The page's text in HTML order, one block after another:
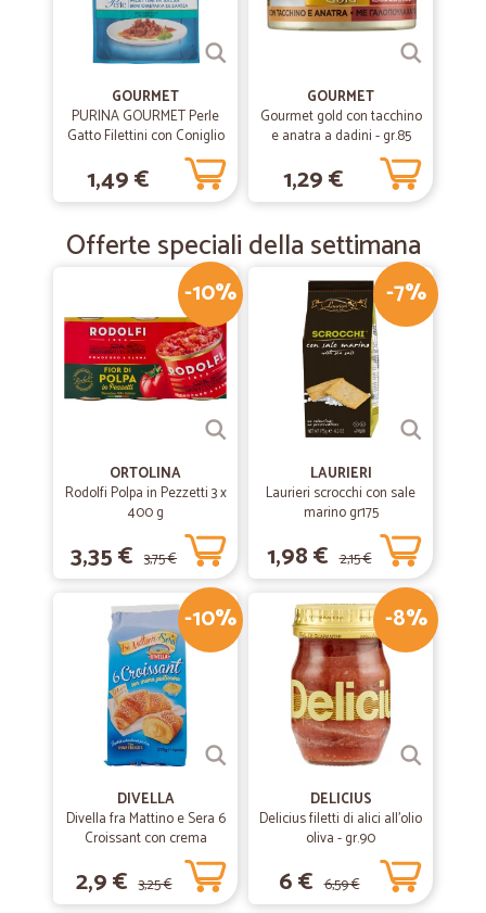
GOURMET
PURINA GOURMET Perle
Gatto Filettini con Coniglio
1,49 €
GOURMET
Gourmet gold con tacchino
e anatra a dadini - gr.85
1,29 €
Offerte speciali della settimana
-10%
ORTOLINA
Rodolfi Polpa in Pezzetti 3 x
400 g
3,35 € 3,75 €
-7%
LAURIERI
Laurieri scrocchi con sale
marino gr175
1,98 € 2,15 €
-10%
DIVELLA
Divella fra Mattino e Sera 6
Croissant con crema
pasticcera 270 gr.
2,9 € 3,25 €
-8%
DELICIUS
Delicius filetti di alici all'olio
oliva - gr.90
6 € 6,59 €